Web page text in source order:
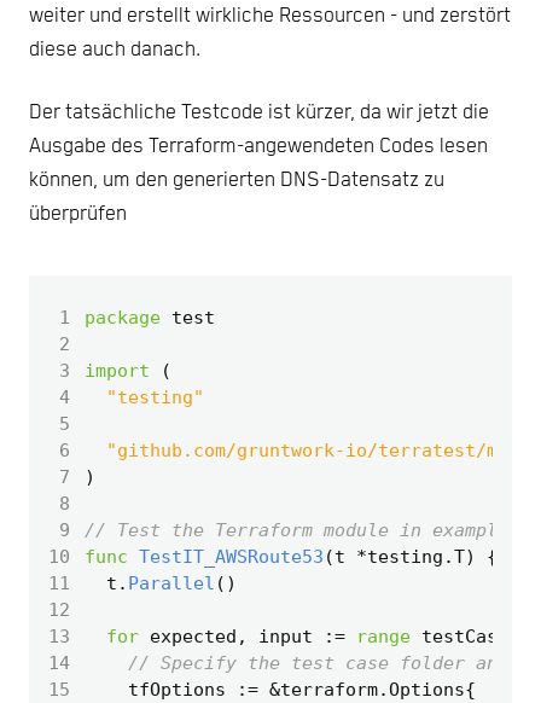
weiter und erstellt wirkliche Ressourcen - und zerstört
diese auch danach.
Der tatsächliche Testcode ist kürzer, da wir jetzt die
Ausgabe des Terraform-angewendeten Codes lesen
können, um den generierten DNS-Datensatz zu
überprüfen
1 package test
2
3
import
(
4
"testing"
5
6
"github.com/gruntwork-io/terratest/
7
)
8
9
// Test the Terraform module in
10
func TestIT_AWSRoute53 (t *testing .T)
{
11
t . Parallel ()
12
13
for expected , input := range testCases
14
// Specify the test case folder and
15
tfOptions := &terraform.Options{